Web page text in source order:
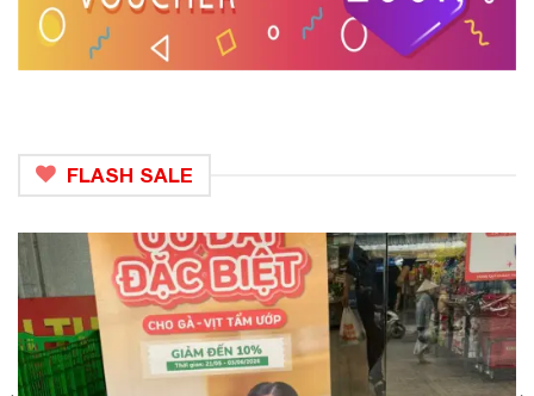
FLASH SALE